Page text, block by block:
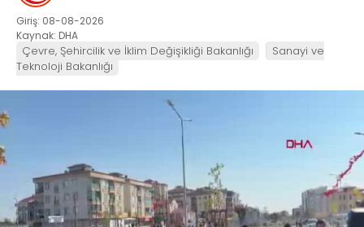
Giriş: 08-08-2026
Kaynak: DHA
Çevre, Şehircilik ve İklim Değişikliği Bakanlığı
Sanayi ve
Teknoloji Bakanlığı